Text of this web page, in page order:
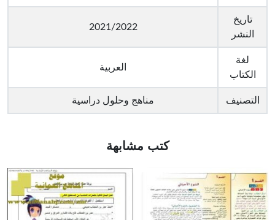
تاريخ
النشر
2021/2022
لغة
الكتاب
العربية
التصنيف مناهج وحلول دراسية
كتب مشابهة